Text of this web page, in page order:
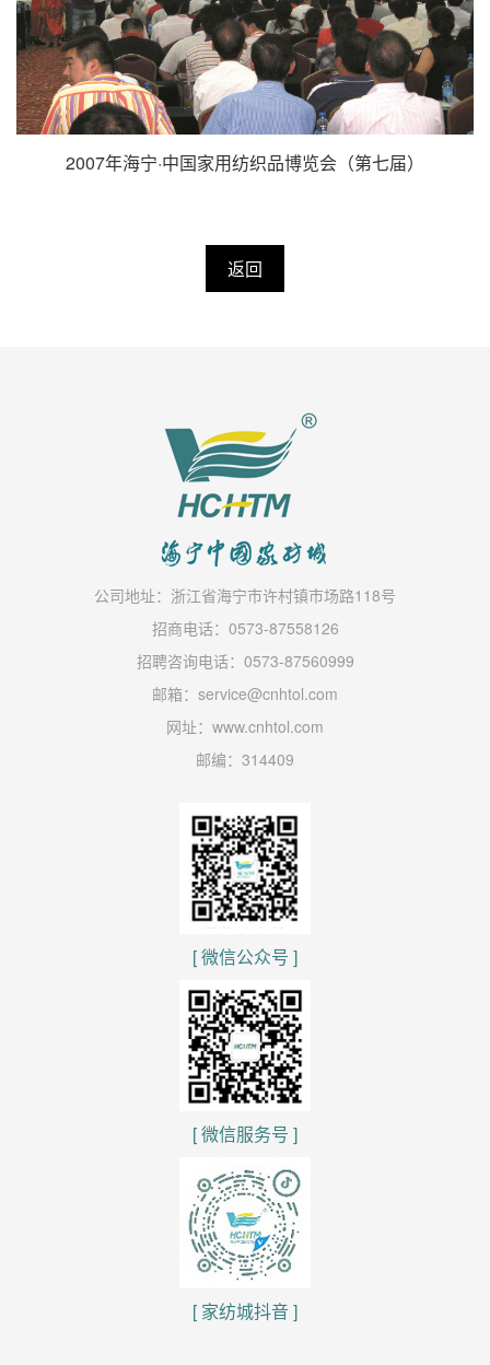
2007年海宁·中国家用纺织品博览会（第七届）
返回
公司地址：浙江省海宁市许村镇市场路118号
招商电话：0573-87558126
招聘咨询电话：0573-87560999
邮箱：service@cnhtol.com
网址：www.cnhtol.com
邮编：314409
[ 微信公众号 ]
[ 微信服务号 ]
[ 家纺城抖音 ]